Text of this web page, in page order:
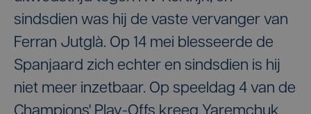
sindsdien was hij de vaste vervanger van
Ferran Jutglà. Op 14 mei blesseerde de
Spanjaard zich echter en sindsdien is hij
niet meer inzetbaar. Op speeldag 4 van de